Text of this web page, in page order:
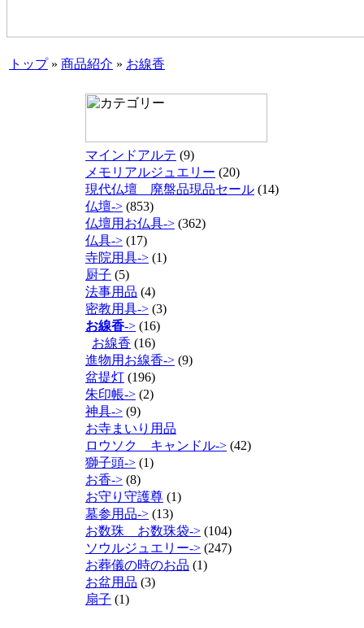
トップ» 商品紹介 » お線香
マインドアルテ (9)
メモリアルジュエリー (20)
現代仏壇 廃盤品現品セール (14)
仏壇-> (853)
仏壇用お仏具-> (362)
仏具-> (17)
寺院用具-> (1)
厨子 (5)
法事用品 (4)
密教用具-> (3)
お線香-> (16)
お線香 (16)
進物用お線香-> (9)
盆提灯 (196)
朱印帳-> (2)
神具-> (9)
お寺まいり用品
ロウソク キャンドル-> (42)
獅子頭-> (1)
お香-> (8)
お守り守護尊 (1)
墓参用品-> (13)
お数珠 お数珠袋-> (104)
ソウルジュエリー-> (247)
お葬儀の時のお品 (1)
お盆用品 (3)
扇子 (1)